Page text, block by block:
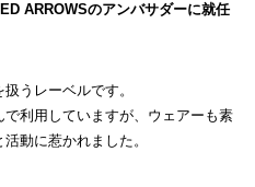
ARROWSのアンバサダーに就任
うレーベルです。
利用していますが、ウェアーも素
動に惹かれました。